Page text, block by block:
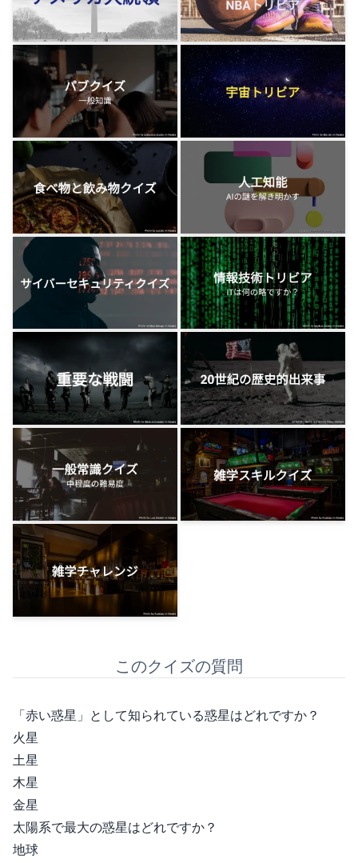
このクイズの質問
「赤い惑星」として知られている惑星はどれですか？
火星
土星
木星
金星
太陽系で最大の惑星はどれですか？
地球